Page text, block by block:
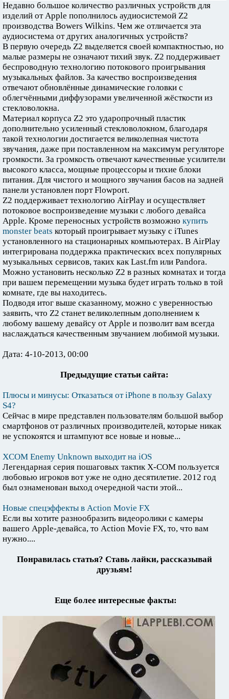
Недавно большое количество различных устройств для
изделий от Apple пополнилось аудиосистемой Z2
производства Bowers Wilkins. Чем же отличается эта
аудиосистема от других аналогичных устройств?
В первую очередь Z2 выделяется своей компактностью, но
малые размеры не означают тихий звук. Z2 поддерживает
беспроводную технологию потокового проигрывания
музыкальных файлов. За качество воспроизведения
отвечают обновлённые динамические головки с
облегчёнными диффузорами увеличенной жёсткости из
стекловолокна.
Материал корпуса Z2 это ударопрочный пластик
дополнительно усиленный стекловолокном, благодаря
такой технологии достигается великолепная чистота
звучания, даже при поставленном на максимум регуляторе
громкости. За громкость отвечают качественные усилители
высокого класса, мощные процессоры и тихие блоки
питания. Для чистого и мощного звучания басов на задней
панели установлен порт Flowport.
Z2 поддерживает технологию AirPlay и осуществляет
потоковое воспроизведение музыки с любого девайса
Apple. Кроме переносных устройств возможно купить
monster beats который проигрывает музыку с iTunes
установленного на стационарных компьютерах. В AirPlay
интегрирована поддержка практических всех популярных
музыкальных сервисов, таких как Last.fm или Pandora.
Можно установить несколько Z2 в разных комнатах и тогда
при вашем перемещении музыка будет играть только в той
комнате, где вы находитесь.
Подводя итог выше сказанному, можно с уверенностью
заявить, что Z2 станет великолепным дополнением к
любому вашему девайсу от Apple и позволит вам всегда
наслаждаться качественным звучанием любимой музыки.
Дата: 4-10-2013, 00:00
Предыдущие статьи сайта:
Плюсы и минусы: Отказаться от iPhone в пользу Galaxy
S4?
Сейчас в мире представлен пользователям большой выбор
смартфонов от различных производителей, которые никак
не успокоятся и штампуют все новые и новые...
XCOM Enemy Unknown выходит на iOS
Легендарная серия пошаговых тактик X-COM пользуется
любовью игроков вот уже не одно десятилетие. 2012 год
был ознаменован выход очередной части этой...
Новые спецэффекты в Action Movie FX
Если вы хотите разнообразить видеоролики с камеры
вашего Apple-девайса, то Action Movie FX, то, что вам
нужно....
Понравилась статья? Ставь лайки, рассказывай
друзьям!
Еще более интересные факты: